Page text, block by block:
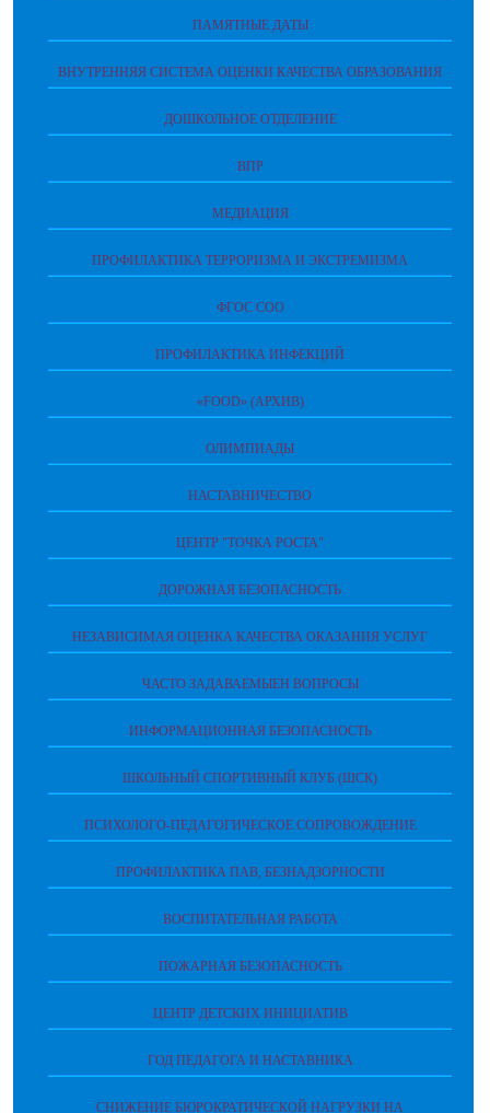
ПАМЯТНЫЕ ДАТЫ
ВНУТРЕННЯЯ СИСТЕМА ОЦЕНКИ КАЧЕСТВА ОБРАЗОВАНИЯ
ДОШКОЛЬНОЕ ОТДЕЛЕНИЕ
ВПР
МЕДИАЦИЯ
ПРОФИЛАКТИКА ТЕРРОРИЗМА И ЭКСТРЕМИЗМА
ФГОС СОО
ПРОФИЛАКТИКА ИНФЕКЦИЙ
«FOOD» (АРХИВ)
ОЛИМПИАДЫ
НАСТАВНИЧЕСТВО
ЦЕНТР "ТОЧКА РОСТА"
ДОРОЖНАЯ БЕЗОПАСНОСТЬ
НЕЗАВИСИМАЯ ОЦЕНКА КАЧЕСТВА ОКАЗАНИЯ УСЛУГ
ЧАСТО ЗАДАВАЕМЫЕН ВОПРОСЫ
ИНФОРМАЦИОННАЯ БЕЗОПАСНОСТЬ
ШКОЛЬНЫЙ СПОРТИВНЫЙ КЛУБ (ШСК)
ПСИХОЛОГО-ПЕДАГОГИЧЕСКОЕ СОПРОВОЖДЕНИЕ
ПРОФИЛАКТИКА ПАВ, БЕЗНАДЗОРНОСТИ
ВОСПИТАТЕЛЬНАЯ РАБОТА
ПОЖАРНАЯ БЕЗОПАСНОСТЬ
ЦЕНТР ДЕТСКИХ ИНИЦИАТИВ
ГОД ПЕДАГОГА И НАСТАВНИКА
СНИЖЕНИЕ БЮРОКРАТИЧЕСКОЙ НАГРУЗКИ НА